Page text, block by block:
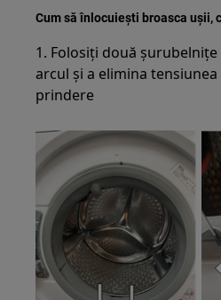
Cum să înlocuiești broasca ușii,
1. Folosiți două
arcul și a elimina
prindere